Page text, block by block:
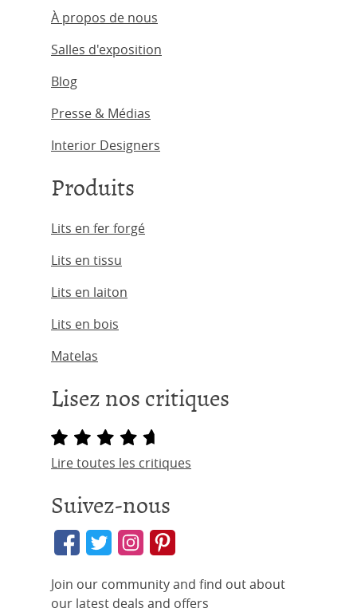
À propos de nous
Salles d'exposition
Blog
Presse & Médias
Interior Designers
Produits
Lits en fer forgé
Lits en tissu
Lits en laiton
Lits en bois
Matelas
Lisez nos critiques
Lire toutes les critiques
Suivez-nous
Join our community and find out about
our latest deals and offers